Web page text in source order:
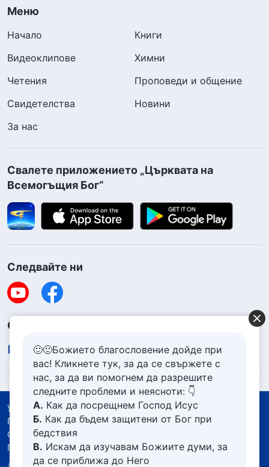
Меню
Начало
Книги
Видеоклипове
Химни
Четения
Проповеди и общение
Свидетелства
Новини
За нас
Свалете приложението „Църквата на
Всемогъщия Бог“
Следвайте ни
Свържете се с нас
contact.bg@godfootsteps.org
Условия за ползване
Политика за поверителност
Със съдействието на
Политика за бисквитките
Авторско право © 2026 Църквата на Всемогъщия
🙂🙂Божието благословение дойде при
вас! Кликнете тук, за да се свържете с
нас, за да ви помогнем да разрешите
следните проблеми и неясноти: 👇
А. Как да посрещнем Господ Исус
Б. Как да бъдем защитени от Бог при
бедствия
В. Искам да изучавам Божиите думи, за
да се приближа до Него